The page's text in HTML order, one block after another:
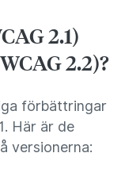
2.1)
2.2)?
förbättringar
Här är de
versionerna: